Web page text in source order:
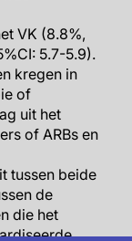
VK (8.8%,
5.7-5.9).
kregen in
of
uit het
of ARBs en
tussen beide
de
die het